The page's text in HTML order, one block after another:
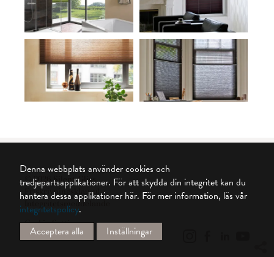
© 2026 Silent Gliss
Friskrivningsklausul
Integritetsmeddelande
Cookie Settings
Denna webbplats använder cookies och
tredjepartsapplikationer. För att skydda din integritet kan du
hantera dessa applikationer här. För mer information, läs vår
integritetspolicy.
Acceptera alla
Inställningar